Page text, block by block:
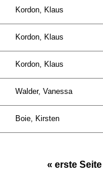
Kordon, Klaus
Kordon, Klaus
Kordon, Klaus
Walder, Vanessa
Boie, Kirsten
« erste Seite